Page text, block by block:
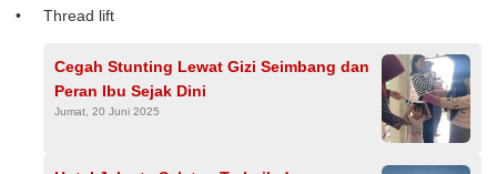
Thread lift
Cegah Stunting Lewat Gizi Seimbang dan
Peran Ibu Sejak Dini
Jumat, 20 Juni 2025